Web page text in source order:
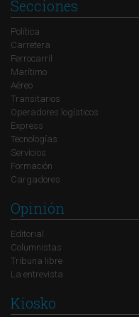
Secciones
Política
Carretera
Ferrocarril
Marítimo
Aéreo
Transitarios
Operadores logísticos
Express
Tecnologías
Servicios
Formación
Cargadores
Opinión
Editorial
Columnistas
Tribuna libre
La entrevista
Kiosko